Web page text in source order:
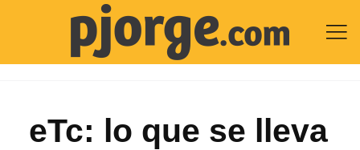

eTc: lo que se lleva